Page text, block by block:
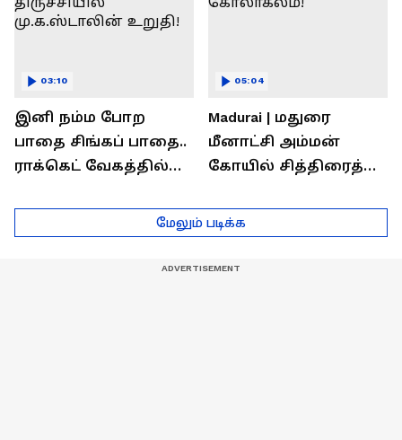
இனி நம்ம போற
பாதை சிங்கப் பாதை..
ராக்கெட் வேகத்தில்
திருச்சியில்
மு.க.ஸ்டாலின் உறுதி!
03:10
Madurai | மதுரை
மீனாட்சி அம்மன்
கோயில் சித்திரைத்
கோலாகலம்!
05:04
மேலும் படிக்க